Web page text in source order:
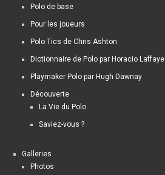
Polo de base
Pour les joueurs
Polo Tics de Chris Ashton
Dictionnaire de Polo par Horacio Laffaye
Playmaker Polo par Hugh Dawnay
Découverte
La Vie du Polo
Saviez-vous ?
Galleries
Photos